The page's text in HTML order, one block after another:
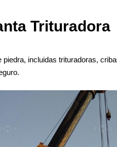
Trituradora
incluidas trituradoras,